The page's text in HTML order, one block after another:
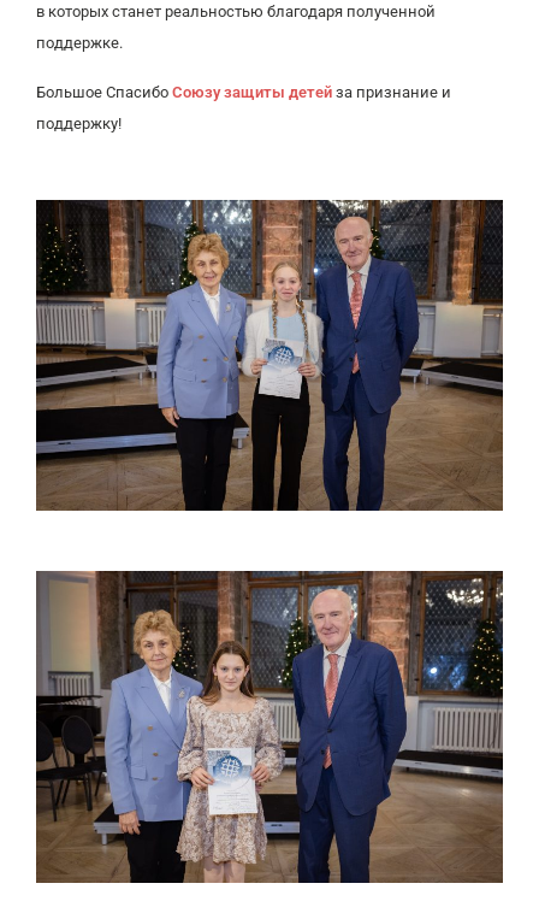
в которых станет реальностью благодаря полученной
поддержке.
Большое Спасибо Союзу защиты детей за признание и
поддержку!